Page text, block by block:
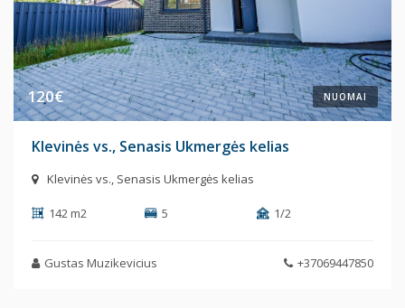
NUOMAI
120€
Klevinės vs., Senasis Ukmergės kelias
Klevinės vs., Senasis Ukmergės kelias
142 m2 5 1/2
Gustas Muzikevicius +37069447850